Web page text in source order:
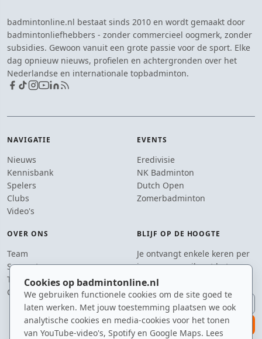
Cookies op badmintonline.nl
We gebruiken functionele cookies om de site goed te
laten werken. Met jouw toestemming plaatsen we ook
analytische cookies en media-cookies voor het tonen
van YouTube-video's, Spotify en Google Maps. Lees
badmintonline.nl bestaat sinds 2010 en wordt gemaakt door
badmintonliefhebbers - zonder commercieel oogmerk, zonder
subsidies. Gewoon vanuit een grote passie voor de sport. Elke
dag opnieuw nieuws, profielen en achtergronden over het
Nederlandse en internationale topbadminton.
NAVIGATIE
Nieuws
Kennisbank
Spelers
Clubs
Video's
EVENTS
Eredivisie
NK Badminton
Dutch Open
Zomerbadminton
OVER ONS
Team
Supporters
Tip de redactie
Contact
BLIJF OP DE HOOGTE
Je ontvangt enkele keren per
jaar een e-mail met het
laatste badmintonnieuws.
E-mailadres
aanmelden